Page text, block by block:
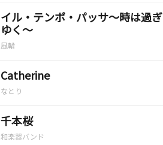
イル・テンポ・パッサ～時は過ぎ
ゆく～
風輪
Catherine
なとり
千本桜
和楽器バンド